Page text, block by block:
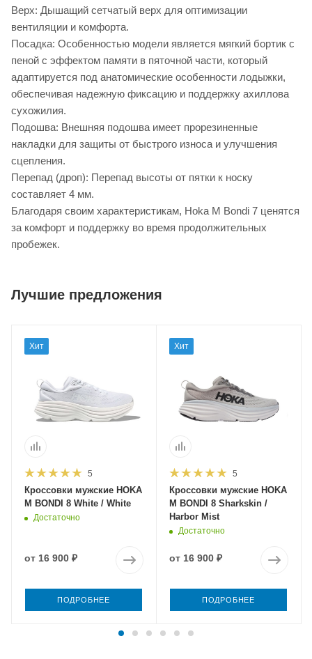
Верх: Дышащий сетчатый верх для оптимизации
вентиляции и комфорта.
Посадка: Особенностью модели является мягкий бортик с
пеной с эффектом памяти в пяточной части, который
адаптируется под анатомические особенности лодыжки,
обеспечивая надежную фиксацию и поддержку ахиллова
сухожилия.
Подошва: Внешняя подошва имеет прорезиненные
накладки для защиты от быстрого износа и улучшения
сцепления.
Перепад (дроп): Перепад высоты от пятки к носку
составляет 4 мм.
Благодаря своим характеристикам, Hoka M Bondi 7 ценятся
за комфорт и поддержку во время продолжительных
пробежек.
Лучшие предложения
Хит
5
Кроссовки мужские HOKA
M BONDI 8 White / White
Достаточно
от 16 900 ₽
ПОДРОБНЕЕ
Хит
5
Кроссовки мужские HOKA
M BONDI 8 Sharkskin /
Harbor Mist
Достаточно
от 16 900 ₽
ПОДРОБНЕЕ